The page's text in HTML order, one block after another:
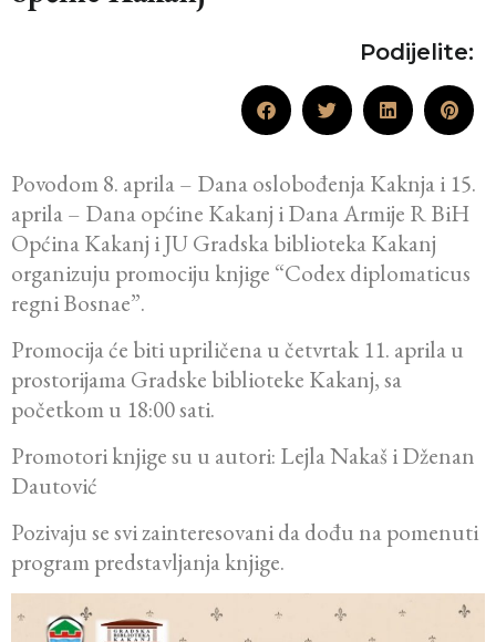
Podijelite:
Povodom 8. aprila – Dana oslobođenja Kaknja i 15.
aprila – Dana općine Kakanj i Dana Armije R BiH
Općina Kakanj i JU Gradska biblioteka Kakanj
organizuju promociju knjige “Codex diplomaticus
regni Bosnae”.
Promocija će biti upriličena u četvrtak 11. aprila u
prostorijama Gradske biblioteke Kakanj, sa
početkom u 18:00 sati.
Promotori knjige su u autori: Lejla Nakaš i Dženan
Dautović
Pozivaju se svi zainteresovani da dođu na pomenuti
program predstavljanja knjige.